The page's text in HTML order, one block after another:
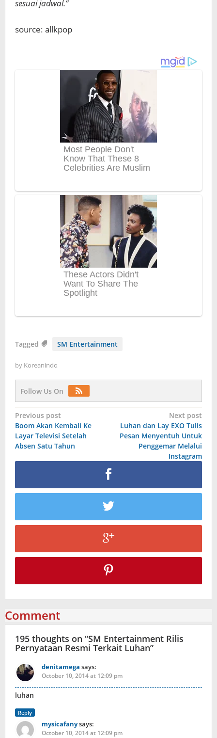
sesuai jadwal.”
source: allkpop
Tagged SM Entertainment
by Koreanindo
Follow Us On
Post
navigation
Previous post
Boom Akan Kembali Ke
Layar Televisi Setelah
Absen Satu Tahun
Next post
Luhan dan Lay EXO Tulis
Pesan Menyentuh Untuk
Penggemar Melalui
Instagram
Comment
195 thoughts on “SM Entertainment Rilis
Pernyataan Resmi Terkait Luhan”
denitamega says:
October 10, 2014 at 12:09 pm
luhan
Reply
mysicafanysays:
October 10, 2014 at 12:09 pm